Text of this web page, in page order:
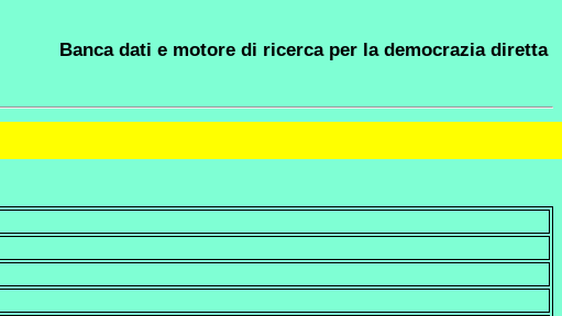
Banca dati e motore di ricerca per la democrazia diretta